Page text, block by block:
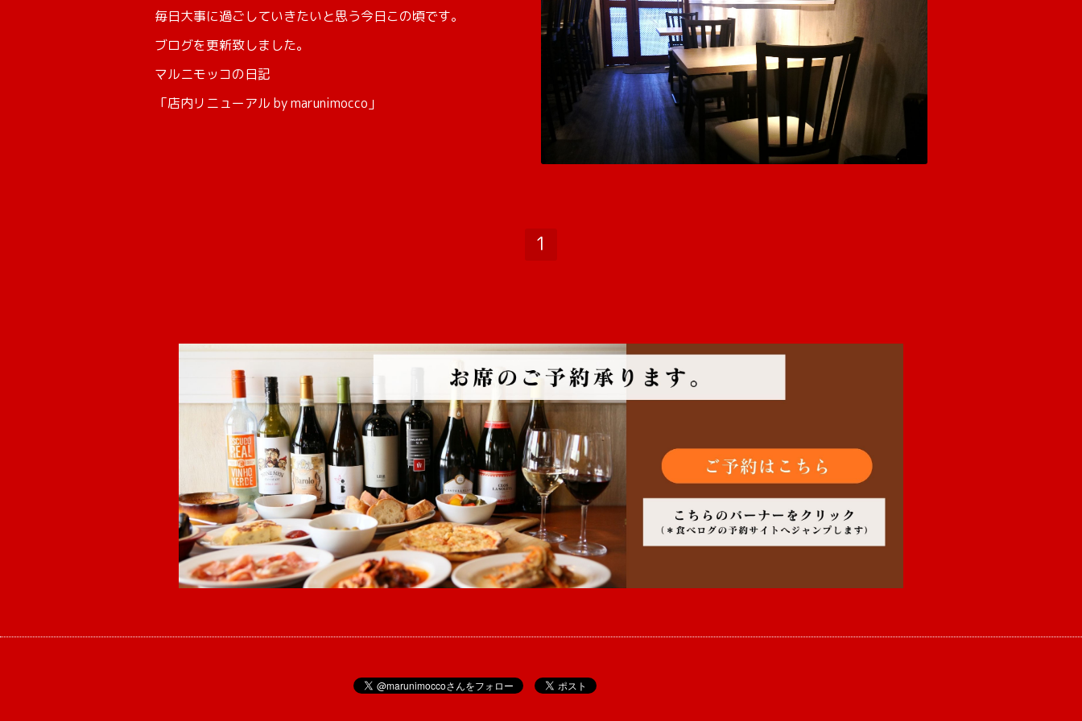
毎日大事に過ごしていきたいと思う今日この頃です。
ブログを更新致しました。
マルニモッコの日記
「店内リニューアル by marunimocco」
1